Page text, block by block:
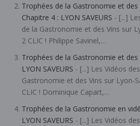
Trophées de la Gastronomie et des
Chapitre 4 : LYON SAVEURS - [...]
de la Gastronomie et des Vins sur
2 CLIC ! Philippe Savinel,…
Trophées de la Gastronomie et des
LYON SAVEURS - [...] Les Vidéos
Gastronomie et des Vins sur Lyon-
CLIC ! Dominique Capart,…
Trophées de la Gastronomie en
LYON SAVEURS - [...] Les Vidéos